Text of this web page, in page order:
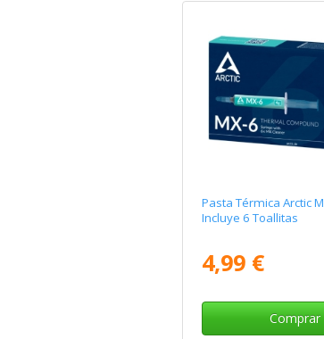
Pasta Térmica Arctic
Incluye 6 Toallitas
4,99 €
Comprar